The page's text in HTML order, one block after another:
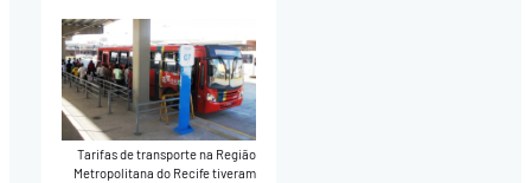
Tarifas de transporte na Região
Metropolitana do Recife tiveram